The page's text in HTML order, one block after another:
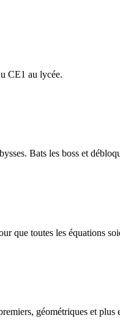
CE1 au lycée.
Bats les boss et
que toutes les équations
géométriques et plus